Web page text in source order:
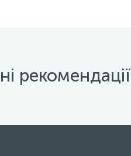
рекомендації